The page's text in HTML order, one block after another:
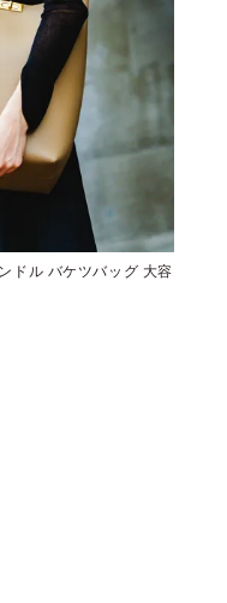
ドル バケツバッグ 大容